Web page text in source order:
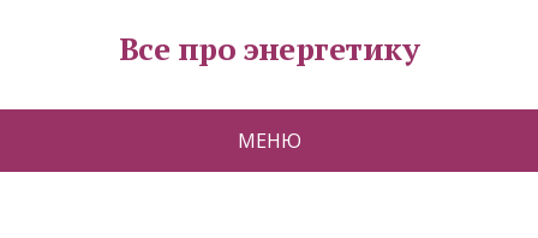
Все про энергетику
МЕНЮ